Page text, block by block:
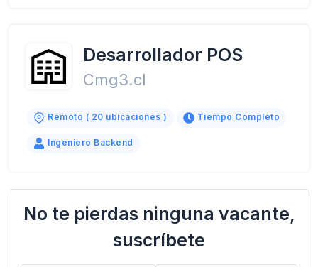
Desarrollador POS
Cmg3.cl
Remoto ( 20 ubicaciones ) Tiempo Completo
Ingeniero Backend
No te pierdas ninguna vacante,
suscríbete